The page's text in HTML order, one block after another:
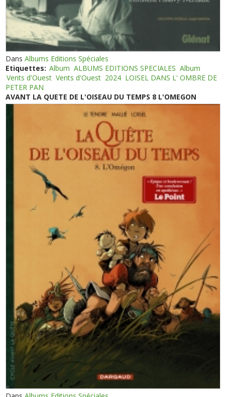
DansAlbums Editions Spéciales
Etiquettes: Album ALBUMS EDITIONS SPECIALES Album
Vents d'Ouest Vents d'Ouest 2024 LOISEL DANS L' OMBRE DE
PETER PAN
AVANT LA QUETE DE L'OISEAU DU TEMPS 8 L'OMEGON